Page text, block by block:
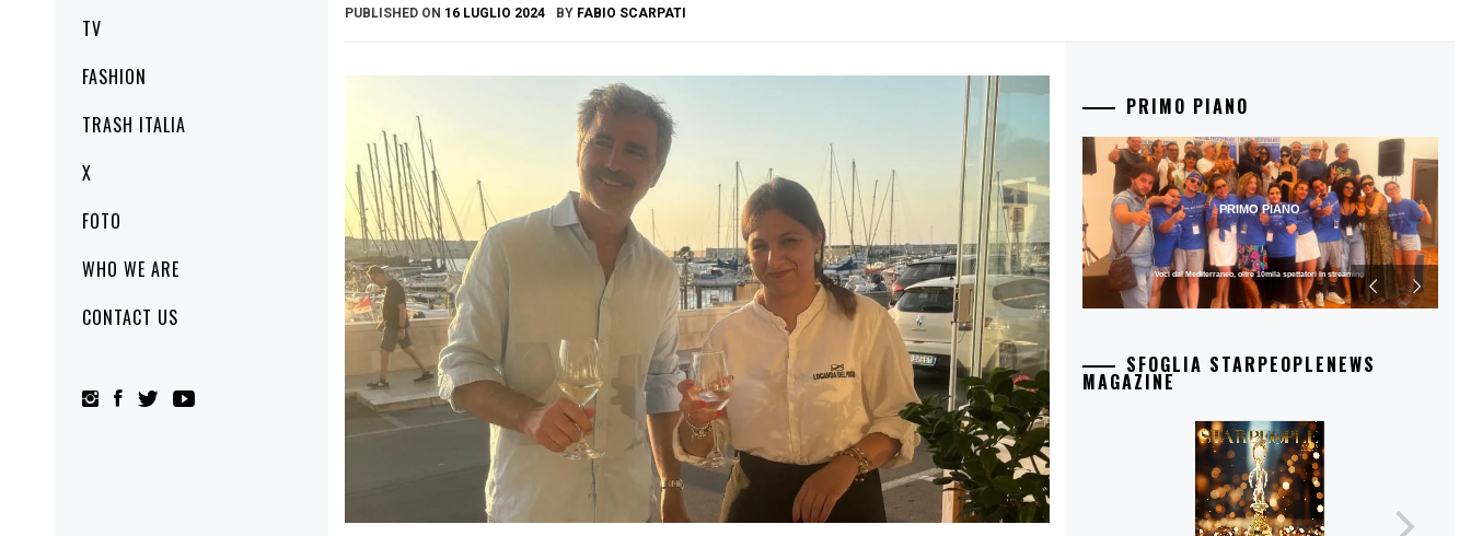
TV
FASHION
TRASH ITALIA
X
FOTO
WHO WE ARE
CONTACT US
PUBLISHED ON 16 LUGLIO 2024 BY FABIO SCARPATI
PRIMO PIANO
Voci dal Mediterraneo, oltre 10mila spettatori in streaming
PRIMO PIANO
SFOGLIA STARPEOPLENEWS
MAGAZINE